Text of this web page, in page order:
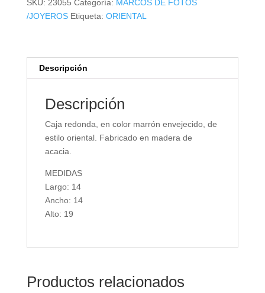
SKU: 23055 Categoría: MARCOS DE FOTOS
/JOYEROS Etiqueta: ORIENTAL
Descripción
Descripción
Caja redonda, en color marrón envejecido, de
estilo oriental. Fabricado en madera de
acacia.
MEDIDAS
Largo: 14
Ancho: 14
Alto: 19
Productos relacionados